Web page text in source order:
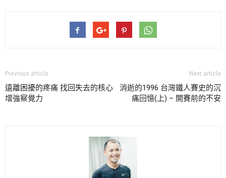
Previous article
遠離困擾的疼痛 找回失去的核心
增強察覺力
Next article
消逝的1996 台灣鐵人賽史的沉
痛回憶(上) – 開賽前的不安